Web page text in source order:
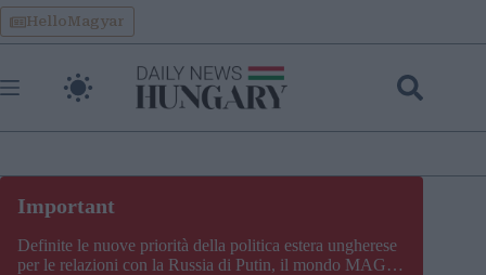
Skip
to
content
HelloMagyar
Definite le nuove priorità della politica estera ungherese
per le relazioni con la Russia di Putin, il mondo MAGA,